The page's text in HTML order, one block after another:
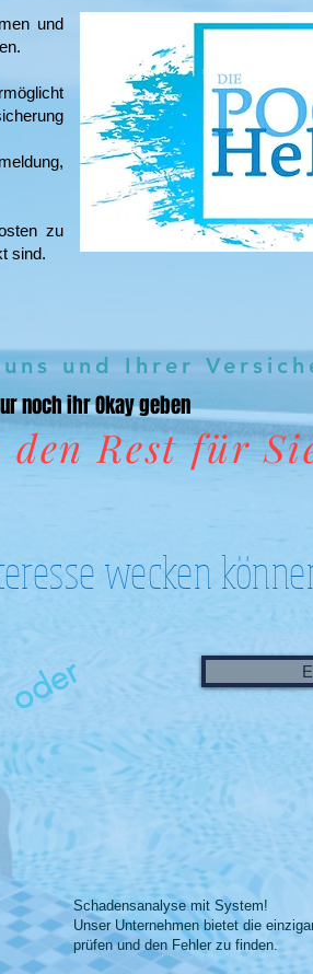
und
zu
sind.
und Ihrer
noch ihr Okay geben
den Rest für
wecken
oder
Schadensanalyse mit System!
Unser Unternehmen bietet die
prüfen und den Fehler zu finden.